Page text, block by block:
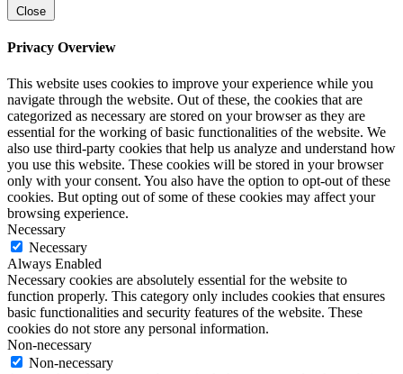
Close
Privacy Overview
This website uses cookies to improve your experience while you
navigate through the website. Out of these, the cookies that are
categorized as necessary are stored on your browser as they are
essential for the working of basic functionalities of the website. We
also use third-party cookies that help us analyze and understand how
you use this website. These cookies will be stored in your browser
only with your consent. You also have the option to opt-out of these
cookies. But opting out of some of these cookies may affect your
browsing experience.
Necessary
Necessary
Always Enabled
Necessary cookies are absolutely essential for the website to
function properly. This category only includes cookies that ensures
basic functionalities and security features of the website. These
cookies do not store any personal information.
Non-necessary
Non-necessary